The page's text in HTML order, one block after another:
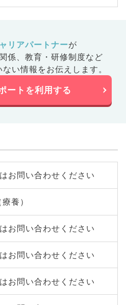
リアパートナーが
係、 教育・研修制度など
い情報をお伝えします。
ートを利用する
お問い合わせください
養）
お問い合わせください
お問い合わせください
お問い合わせください